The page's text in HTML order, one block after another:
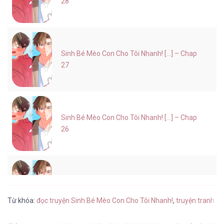
Sinh Bé Mèo Con Cho Tôi Nhanh! [...] – Chap
27
Sinh Bé Mèo Con Cho Tôi Nhanh! [...] – Chap
26
Từ khóa: đọc truyện Sinh Bé Mèo Con Cho Tôi Nhanh!, truyện tranh